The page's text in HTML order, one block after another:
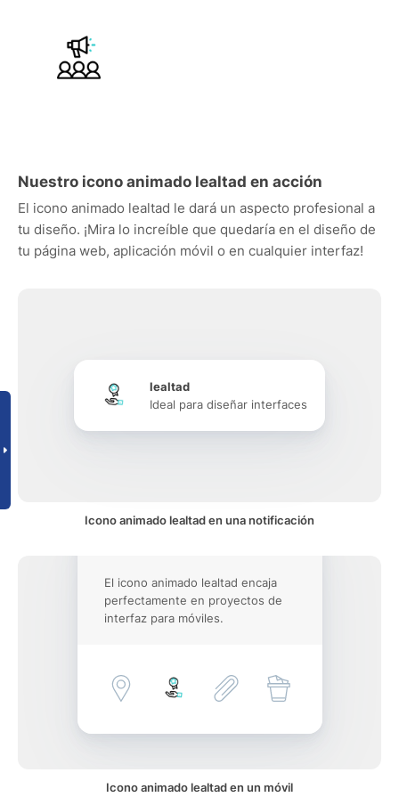
Nuestro icono animado lealtad en acción
El icono animado lealtad le dará un aspecto profesional a
tu diseño. ¡Mira lo increíble que quedaría en el diseño de
tu página web, aplicación móvil o en cualquier interfaz!
lealtad
Ideal para diseñar interfaces
Icono animado lealtad en una notificación
El icono animado lealtad encaja
perfectamente en proyectos de
interfaz para móviles.
Icono animado lealtad en un móvil